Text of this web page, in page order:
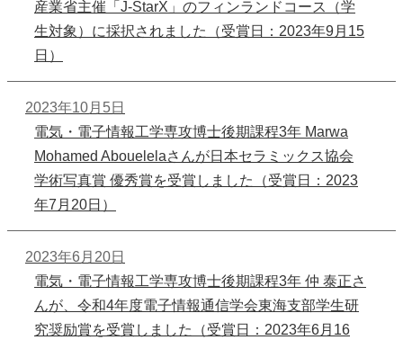
産業省主催「J-StarX」のフィンランドコース（学
生対象）に採択されました（受賞日：2023年9月15
日）
2023年10月5日
電気・電子情報工学専攻博士後期課程3年 Marwa
Mohamed Abouelelaさんが日本セラミックス協会
学術写真賞 優秀賞を受賞しました（受賞日：2023
年7月20日）
2023年6月20日
電気・電子情報工学専攻博士後期課程3年 仲 泰正さ
んが、令和4年度電子情報通信学会東海支部学生研
究奨励賞を受賞しました（受賞日：2023年6月16